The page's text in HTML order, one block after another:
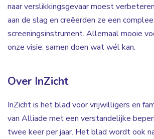
naar verslikkingsgevaar moest
aan de slag en creëerden ze een
screeningsinstrument. Allemaal mooie
onze visie: samen doen wat wél kan.
Over InZicht
InZicht is het blad voor vrijwilligers en
van Alliade met een verstandelijke
twee keer per jaar. Het blad wordt ook